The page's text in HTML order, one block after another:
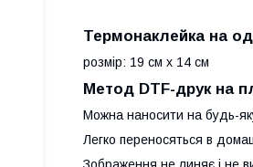
Термонаклейка на
розмір: 19 см х 14 см
Метод DTF-друк на
Можна наносити на будь-
Легко переносяться в